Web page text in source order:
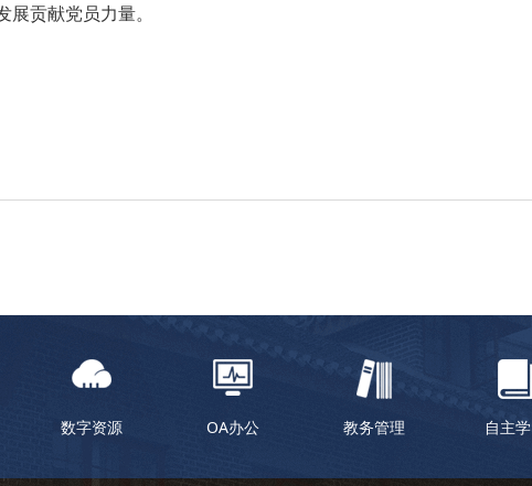
贡献党员力量。
数字资源 OA办公 教务管理 自主